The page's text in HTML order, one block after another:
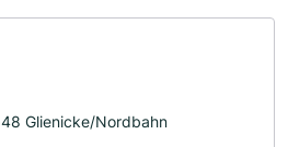
Glienicke/Nordbahn